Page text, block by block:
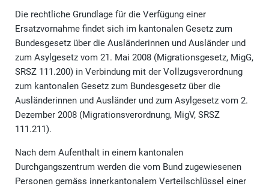
Die rechtliche Grundlage für die Verfügung einer
Ersatzvornahme findet sich im kantonalen Gesetz zum
Bundesgesetz über die Ausländerinnen und Ausländer und
zum Asylgesetz vom 21. Mai 2008 (Migrationsgesetz, MigG,
SRSZ 111.200) in Verbindung mit der Vollzugsverordnung
zum kantonalen Gesetz zum Bundesgesetz über die
Ausländerinnen und Ausländer und zum Asylgesetz vom 2.
Dezember 2008 (Migrationsverordnung, MigV, SRSZ
111.211).
Nach dem Aufenthalt in einem kantonalen
Durchgangszentrum werden die vom Bund zugewiesenen
Personen gemäss innerkantonalem Verteilschlüssel einer